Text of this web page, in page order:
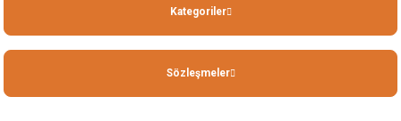
Kategoriler
Sözleşmeler